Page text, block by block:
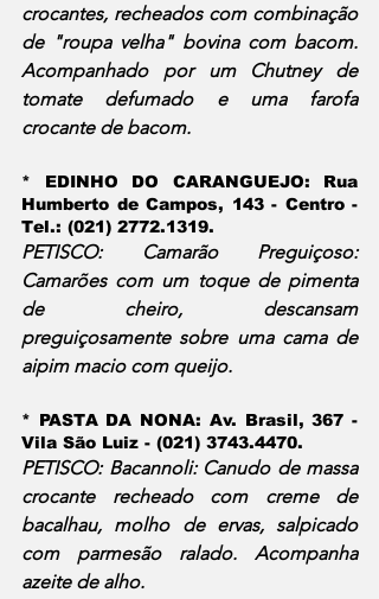
crocantes, recheados com combinação
de "roupa velha" bovina com bacom.
Acompanhado por um Chutney de
tomate defumado e uma farofa
crocante de bacom.
* EDINHO DO CARANGUEJO: Rua
Humberto de Campos, 143 - Centro -
Tel.: (021) 2772.1319.
PETISCO: Camarão Preguiçoso:
Camarões com um toque de pimenta
de cheiro, descansam
preguiçosamente sobre uma cama de
aipim macio com queijo.
* PASTA DA NONA: Av. Brasil, 367 -
Vila São Luiz - (021) 3743.4470.
PETISCO: Bacannoli: Canudo de massa
crocante recheado com creme de
bacalhau, molho de ervas, salpicado
com parmesão ralado. Acompanha
azeite de alho.